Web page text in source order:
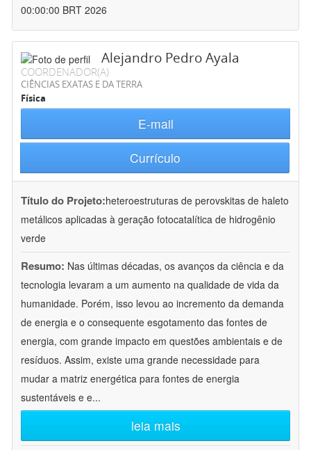
00:00:00 BRT 2026
Alejandro Pedro Ayala
COORDENADOR(A)
CIÊNCIAS EXATAS E DA TERRA
Física
E-mail
Currículo
Título do Projeto:heteroestruturas de perovskitas de haleto
metálicos aplicadas à geração fotocatalítica de hidrogênio
verde
Resumo: Nas últimas décadas, os avanços da ciência e da
tecnologia levaram a um aumento na qualidade de vida da
humanidade. Porém, isso levou ao incremento da demanda
de energia e o consequente esgotamento das fontes de
energia, com grande impacto em questões ambientais e de
resíduos. Assim, existe uma grande necessidade para
mudar a matriz energética para fontes de energia
sustentáveis e e...
leia mais